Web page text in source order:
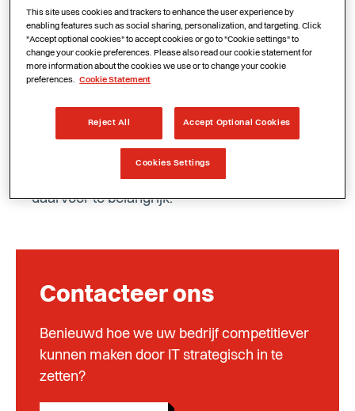
grote hindernissen.
Neem de controle in handen
overeenkomst mag u eigenlijk nooit het gevoel
hebben dat u zelf de controle kwijt bent. Uw IT-
systemen en uw bedrijfsgegevens zijn
daarvoor te belangrijk.
Contacteer ons
Benieuwd hoe we uw bedrijf competitiever
kunnen maken door IT strategisch in te
zetten?
This site uses cookies and trackers to enhance the user experience by
enabling features such as social sharing, personalization, and targeting. Click
"Accept optional cookies" to accept cookies or go to "Cookie settings" to
change your cookie preferences. Please also read our cookie statement for
more information about the cookies we use or to change your cookie
preferences. Cookie Statement
Reject All Accept Optional Cookies
Cookies Settings